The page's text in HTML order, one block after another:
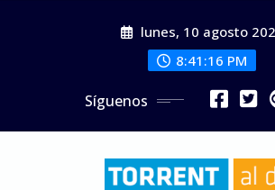
lunes, 10 agosto
8:41:18 PM
Síguenos